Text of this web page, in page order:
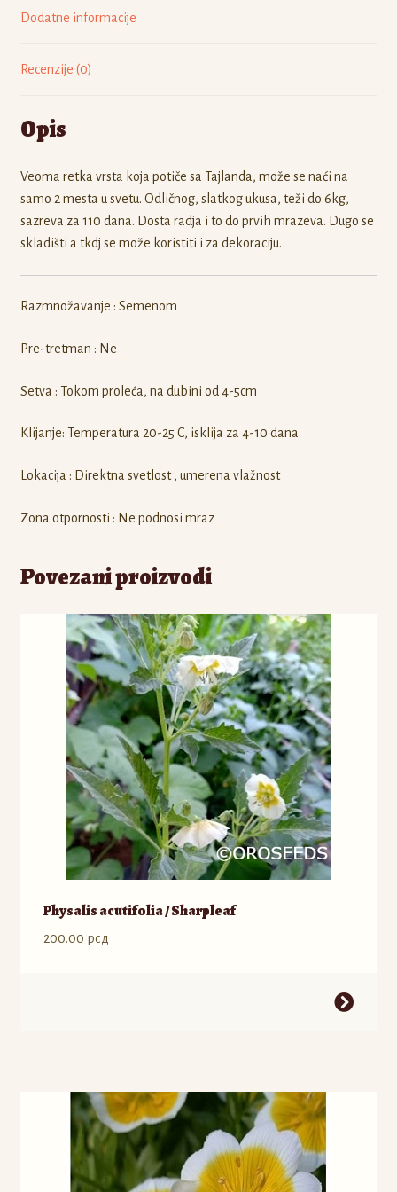
Dodatne informacije
Recenzije (0)
Opis
Veoma retka vrsta koja potiče sa Tajlanda, može se naći na
samo 2 mesta u svetu. Odličnog, slatkog ukusa, teži do 6kg,
sazreva za 110 dana. Dosta radja i to do prvih mrazeva. Dugo se
skladišti a tkdj se može koristiti i za dekoraciju.
Razmnožavanje : Semenom
Pre-tretman : Ne
Setva : Tokom proleća, na dubini od 4-5cm
Klijanje: Temperatura 20-25 C, isklija za 4-10 dana
Lokacija : Direktna svetlost , umerena vlažnost
Zona otpornosti : Ne podnosi mraz
Povezani proizvodi
Physalis acutifolia / Sharpleaf
200.00 рсд
varijanti.
izabrane